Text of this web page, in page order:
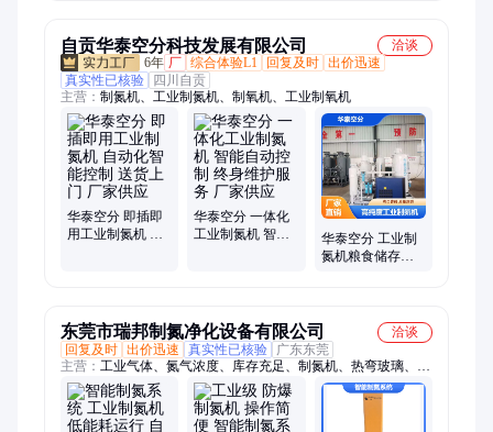
自贡华泰空分科技发展有限公司
洽谈
6年 厂 综合体验L1 回复及时 出价迅速
真实性已核验
四川自贡
主营： 制氮机、工业制氮机、制氧机、工业制氧机
华泰空分 即插即
用工业制氮机 自
华泰空分 一体化
工业制氮机 智能
华泰空分 工业制
氮机粮食储存防
东莞市瑞邦制氮净化设备有限公司
洽谈
回复及时 出价迅速 真实性已核验
广东东莞
主营： 工业气体、氮气浓度、库存充足、制氮机、热弯玻璃、工
业设备、值得信赖、铝合金模块、氮气发生器